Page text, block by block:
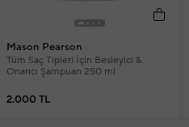
Mason Pearson
Tüm Saç Tipleri İçin Besleyici &
Onarıcı Şampuan 250 ml
2.000 TL